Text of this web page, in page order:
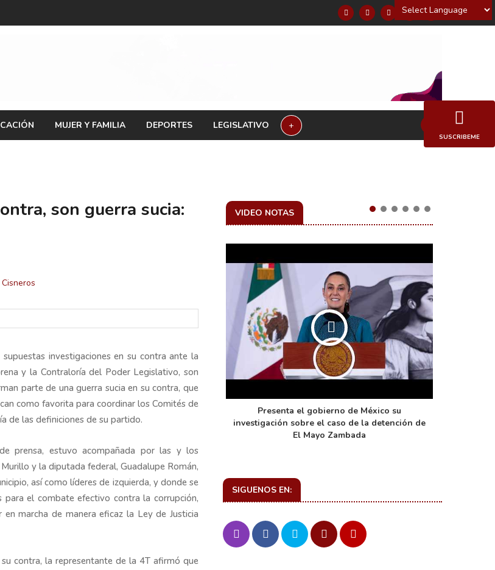
Powered by
MUJER Y FAMILIA DEPORTES LEGISLATIVO +
son guerra sucia:
investigaciones en su contra ante la
y la Contraloría del Poder Legislativo, son
parte de una guerra sucia en su contra, que
como favorita para coordinar los Comités de
de las definiciones de su partido.
prensa, estuvo acompañada por las y los
y la diputada federal, Guadalupe Román,
así como líderes de izquierda, y donde se
el combate efectivo contra la corrupción,
marcha de manera eficaz la Ley de Justicia
contra, la representante de la 4T afirmó que
VIDEO NOTAS
Informa el gobierno federal cómo fue el
operativo de captura de "El Mencho" y sus
Presenta el gobierno de México su
investigación sobre el caso de la detención de
El Mayo Zambada
SIGUENOS EN:
SUSCRIBEME